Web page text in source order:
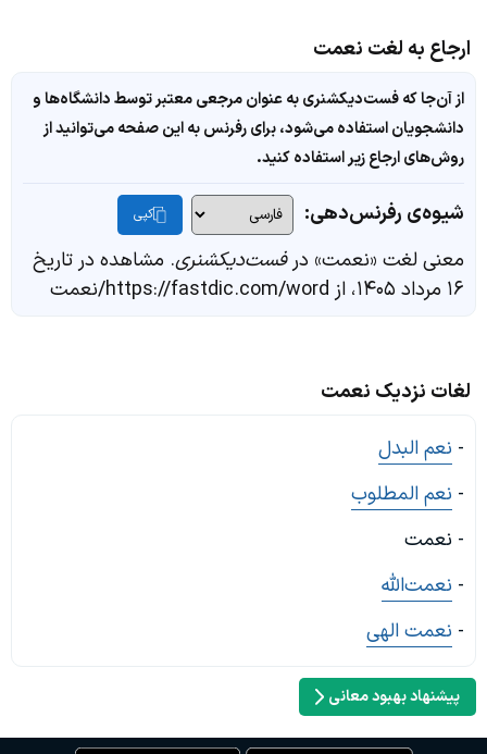
ارجاع به لغت نعمت
از آن‌جا که فست‌دیکشنری به عنوان مرجعی معتبر توسط دانشگاه‌ها و
دانشجویان استفاده می‌شود، برای رفرنس به این صفحه می‌توانید از
روش‌های ارجاع زیر استفاده کنید.
شیوه‌ی رفرنس‌دهی: کپی
معنی لغت «نعمت» درفست‌دیکشنری. مشاهده در تاریخ
۱۶ مرداد ۱۴۰۵، از https://fastdic.com/word/نعمت
لغات نزدیک نعمت
- نعم البدل
- نعم المطلوب
- نعمت
- نعمت‌الله
- نعمت الهی
پیشنهاد بهبود معانی